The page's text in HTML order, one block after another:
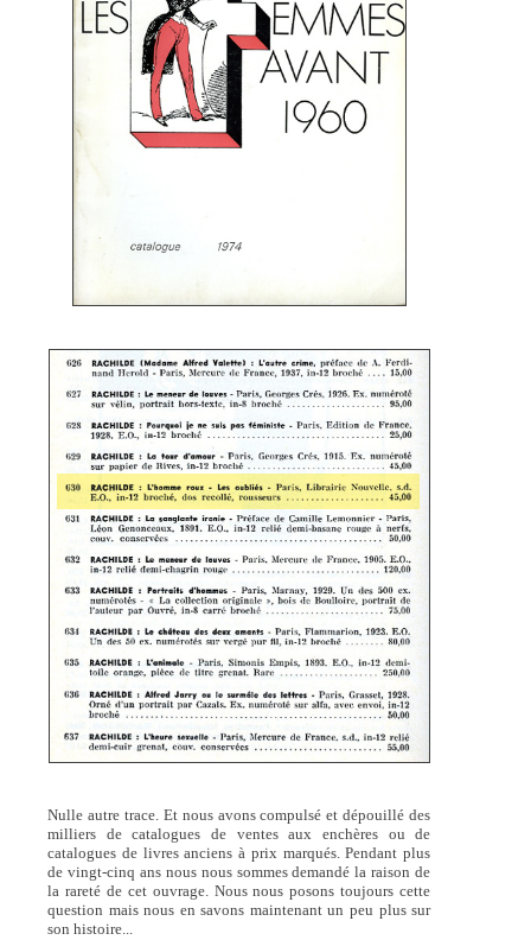
Nulle autre trace. Et nous avons compulsé et dépouillé des
milliers de catalogues de ventes aux enchères ou de
catalogues de livres anciens à prix marqués. Pendant plus
de vingt-cinq ans nous nous sommes demandé la raison de
la rareté de cet ouvrage. Nous nous posons toujours cette
question mais nous en savons maintenant un peu plus sur
son histoire...